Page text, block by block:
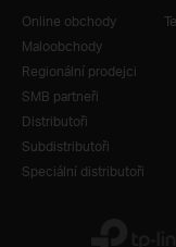
Online obchody
Maloobchody
Regionální prodejci
SMB partneři
Distributoři
Subdistributoři
Speciální distributoři